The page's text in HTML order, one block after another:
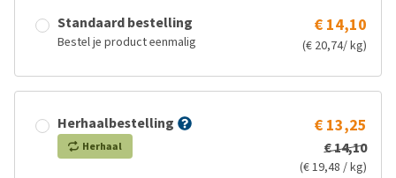
Standaard bestelling
Bestel je product eenmalig
€ 14,10
(€ 20,74/ kg)
Herhaalbestelling
Herhaal
€ 13,25
€ 14,10
(€ 19,48 / kg)